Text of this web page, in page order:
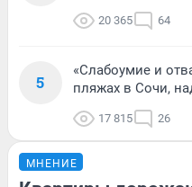
20 365 64
5
«Слабоумие и
пляжах в Сочи,
17 815 26
МНЕНИЕ